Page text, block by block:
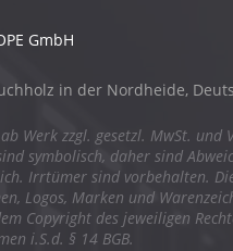
GmbH
in der Nordheide,
Werk zzgl. gesetzl. MwSt. und
symbolisch, daher sind
Irrtümer sind vorbehalten.
Logos, Marken und
Copyright des jeweiligen
i.S.d. § 14 BGB.